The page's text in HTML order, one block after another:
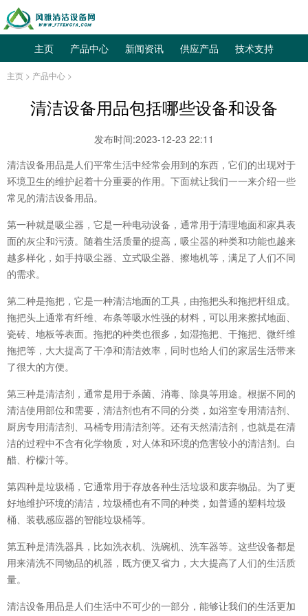
主页 产品中心 新闻资讯 供应产品 技术支持
主页 > 产品中心 >
清洁设备用品包括哪些设备和设备
发布时间:2023-12-23 22:11
清洁设备用品是人们平常生活中经常会用到的东西，它们的出现对于
环境卫生的维护起着十分重要的作用。下面就让我们一一来介绍一些
常见的清洁设备用品。
第一种就是吸尘器，它是一种电动设备，通常用于清理地面和家具表
面的灰尘和污渍。随着生活质量的提高，吸尘器的种类和功能也越来
越多样化，如手持吸尘器、立式吸尘器、擦地机等，满足了人们不同
的需求。
第二种是拖把，它是一种清洁地面的工具，由拖把头和拖把杆组成。
拖把头上通常有纤维、布条等吸水性强的材料，可以用来擦拭地面、
瓷砖、地板等表面。拖把的种类也很多，如湿拖把、干拖把、微纤维
拖把等，大大提高了干净和清洁效率，同时也给人们的家居生活带来
了很大的方便。
第三种是清洁剂，通常是用于杀菌、消毒、除臭等用途。根据不同的
清洁使用部位和需要，清洁剂也有不同的分类，如浴室专用清洁剂、
厨房专用清洁剂、马桶专用清洁剂等。还有天然清洁剂，也就是在清
洁的过程中不含有化学物质，对人体和环境的危害较小的清洁剂。白
醋、柠檬汁等。
第四种是垃圾桶，它通常用于存放各种生活垃圾和废弃物品。为了更
好地维护环境的清洁，垃圾桶也有不同的种类，如普通的塑料垃圾
桶、装载感应器的智能垃圾桶等。
第五种是清洗器具，比如洗衣机、洗碗机、洗车器等。这些设备都是
用来清洗不同物品的机器，既方便又省力，大大提高了人们的生活质
量。
清洁设备用品是人们生活中不可少的一部分，能够让我们的生活更加